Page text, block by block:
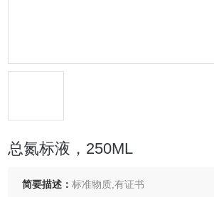
总氮标液，250ML
简要描述：标准物质,有证书